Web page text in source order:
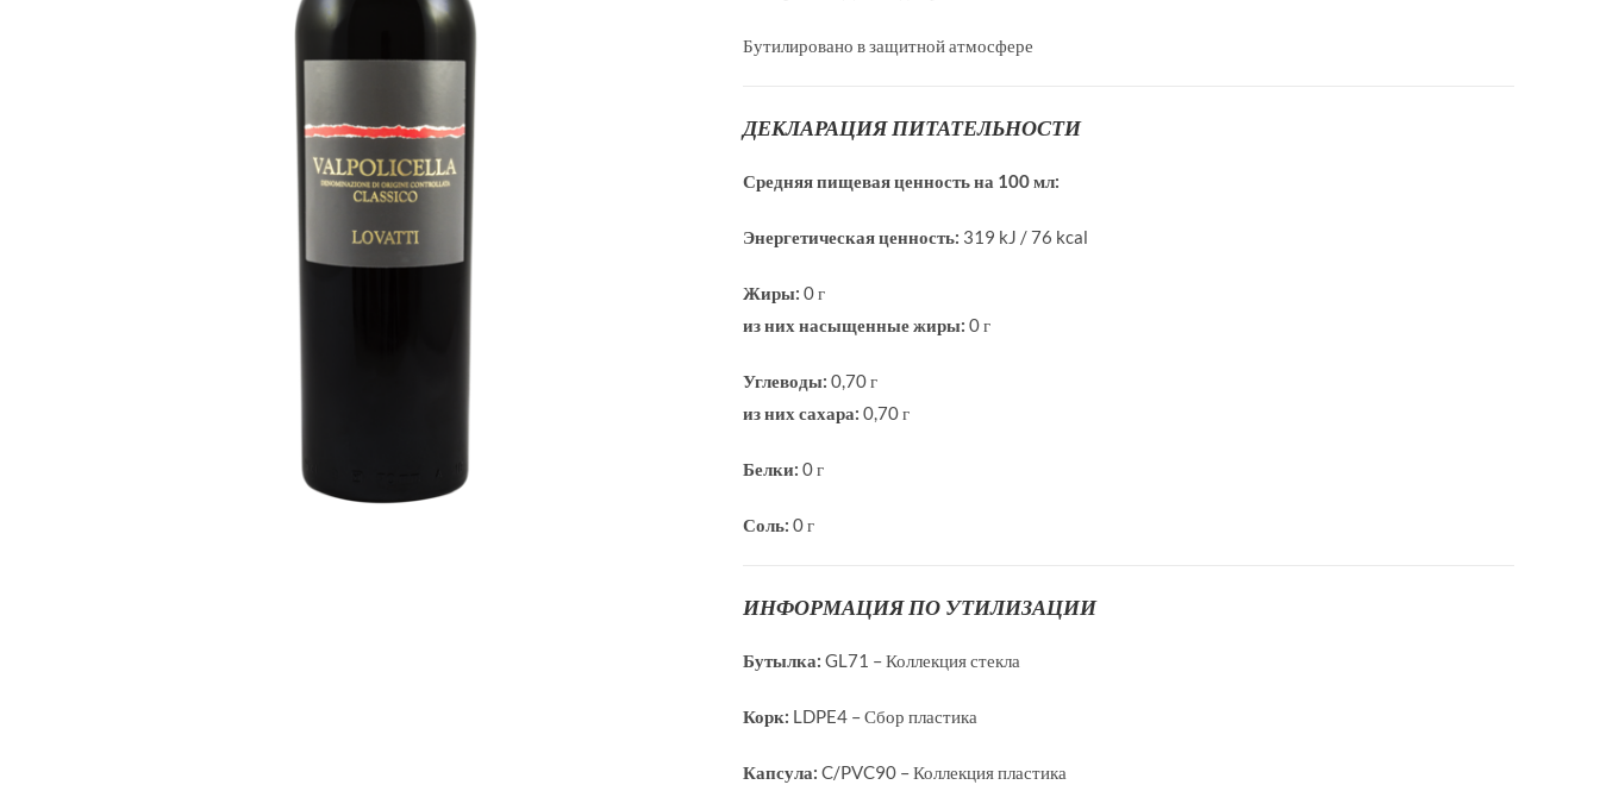
Бутилировано в защитной атмосфере
ДЕКЛАРАЦИЯ ПИТАТЕЛЬНОСТИ
Средняя пищевая ценность на 100 мл:
Энергетическая ценность: 319 kJ / 76 kcal
Жиры: 0 г
из них насыщенные жиры: 0 г
Углеводы: 0,70 г
из них сахара: 0,70 г
Белки: 0 г
Соль: 0 г
ИНФОРМАЦИЯ ПО УТИЛИЗАЦИИ
Бутылка: GL71 – Коллекция стекла
Корк: LDPE4 – Сбор пластика
Капсула: C/PVC90 – Коллекция пластика